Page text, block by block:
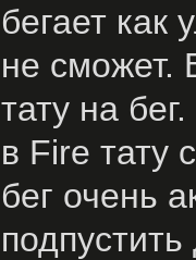
бегает как
не сможет.
тату на
в Fire тату
бег очень